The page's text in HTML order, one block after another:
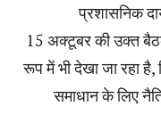
प्रशासनिक
15 अक्टूबर की उक्त
रूप में भी देखा जा रहा है,
समाधान के लिए